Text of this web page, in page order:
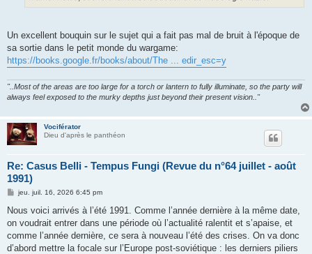
Un excellent bouquin sur le sujet qui a fait pas mal de bruit à l'époque de
sa sortie dans le petit monde du wargame:
https://books.google.fr/books/about/The ... edir_esc=y
"..Most of the areas are too large for a torch or lantern to fully illuminate, so the party will
always feel exposed to the murky depths just beyond their present vision.."
Vociférator
Dieu d'après le panthéon
Re: Casus Belli - Tempus Fungi (Revue du n°64 juillet - août
1991)
M
s
a
g
jeu. juil. 16, 2026 6:45 pm
Nous voici arrivés à l’été 1991. Comme l’année dernière à la même date,
on voudrait entrer dans une période où l’actualité ralentit et s’apaise, et
comme l’année dernière, ce sera à nouveau l’été des crises. On va donc
d’abord mettre la focale sur l’Europe post-soviétique : les derniers piliers